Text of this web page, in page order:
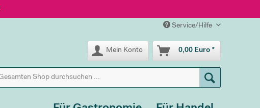
Service/Hilfe
Mein Konto 0,00 Euro *